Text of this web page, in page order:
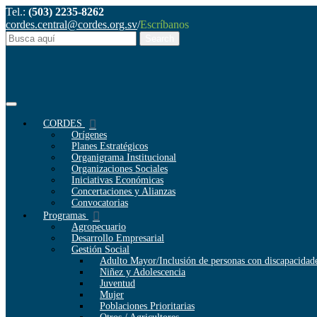
Tel.: (503) 2235-8262
cordes.central@cordes.org.sv/Escríbanos
CORDES
Orígenes
Planes Estratégicos
Organigrama Institucional
Organizaciones Sociales
Iniciativas Económicas
Concertaciones y Alianzas
Convocatorias
Programas
Agropecuario
Desarrollo Empresarial
Gestión Social
Adulto Mayor/Inclusión de personas con
Niñez y Adolescencia
Juventud
Mujer
Poblaciones Prioritarias